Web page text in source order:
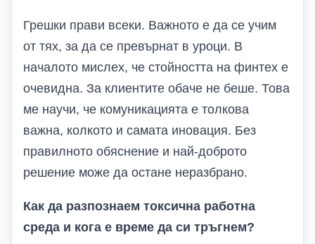
Грешки прави всеки. Важното е да се учим
от тях, за да се превърнат в уроци. В
началото мислех, че стойността на финтех е
очевидна. За клиентите обаче не беше. Това
ме научи, че комуникацията е толкова
важна, колкото и самата иновация. Без
правилното обяснение и най-доброто
решение може да остане неразбрано.
Как да разпознаем токсична работна
среда и кога е време да си тръгнем?